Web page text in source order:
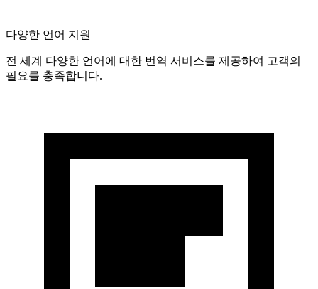
다양한 언어 지원
전 세계 다양한 언어에 대한 번역 서비스를 제공하여 고객의
필요를 충족합니다.